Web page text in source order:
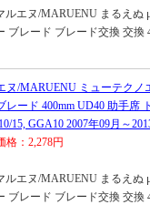
エヌ/MARUENU まるえぬ
ブレード ブレード交換 交換
ヌ/MARUENU ミューテクノ
レード 400mm UD40 助手席
15, GGA10 2007年09月～
格：2,278円
エヌ/MARUENU まるえぬ
ブレード ブレード交換 交換